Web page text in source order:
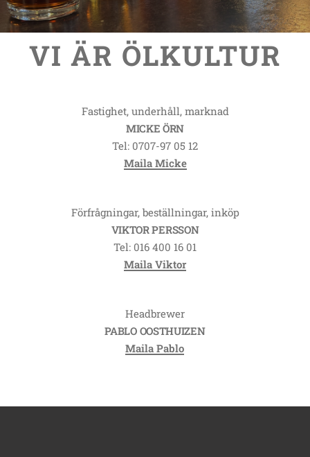
VI ÄR ÖLKULTUR
Fastighet, underhåll, marknad
MICKE ÖRN
Tel: 0707-97 05 12
Maila Micke
Förfrågningar, beställningar, inköp
VIKTOR PERSSON
Tel: 016 400 16 01
Maila Viktor
Headbrewer
PABLO OOSTHUIZEN
Maila Pablo